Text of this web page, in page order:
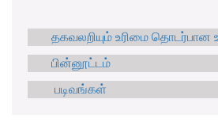
தகவலறியும் உரிமை
பின்னூட்டம்
படிவங்கள்